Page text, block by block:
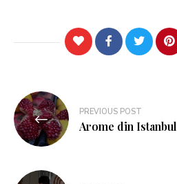
PREVIOUS POST
Arome din Istanbul